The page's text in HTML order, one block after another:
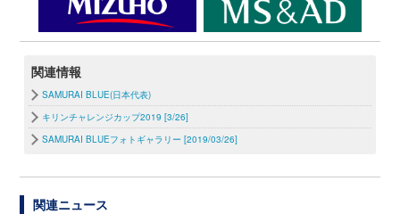
関連情報
SAMURAI BLUE(日本代表)
キリンチャレンジカップ2019 [3/26]
SAMURAI BLUEフォトギャラリー [2019/03/26]
関連ニュース